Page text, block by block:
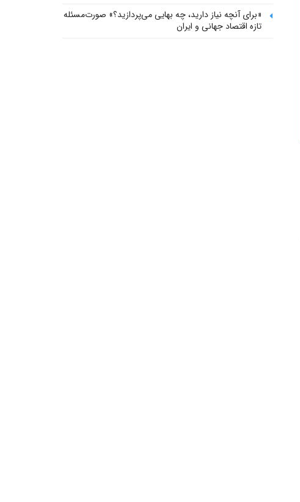
«برای آنچه نیاز دارید، چه بهایی می‌پردازید؟» صورت‌مسئله
تازه اقتصاد جهانی و ایران